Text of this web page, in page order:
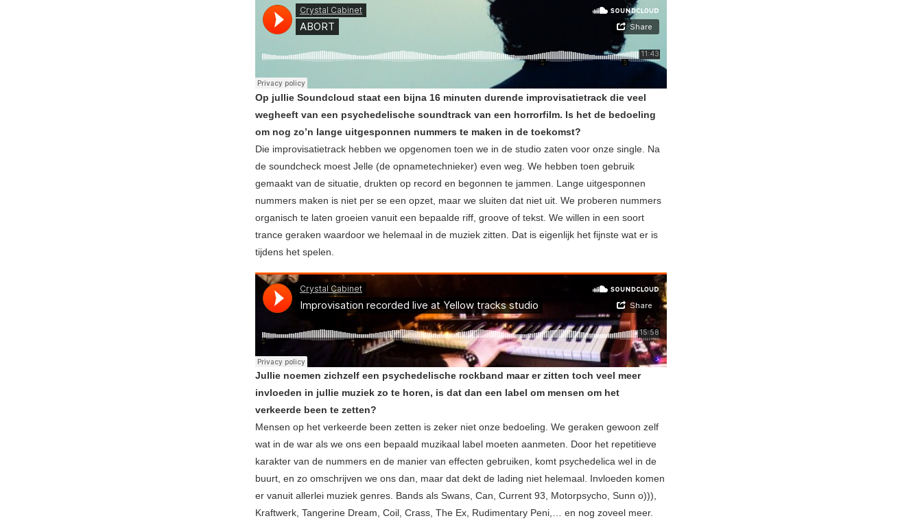
Op jullie Soundcloud staat een bijna 16 minuten durende improvisatietrack die veel
wegheeft van een psychedelische soundtrack van een horrorfilm. Is het de bedoeling
om nog zo’n lange uitgesponnen nummers te maken in de toekomst?
Die improvisatietrack hebben we opgenomen toen we in de studio zaten voor onze single. Na
de soundcheck moest Jelle (de opnametechnieker) even weg. We hebben toen gebruik
gemaakt van de situatie, drukten op record en begonnen te jammen. Lange uitgesponnen
nummers maken is niet per se een opzet, maar we sluiten dat niet uit. We proberen nummers
organisch te laten groeien vanuit een bepaalde riff, groove of tekst. We willen in een soort
trance geraken waardoor we helemaal in de muziek zitten. Dat is eigenlijk het fijnste wat er is
tijdens het spelen.
Jullie noemen zichzelf een psychedelische rockband maar er zitten toch veel meer
invloeden in jullie muziek zo te horen, is dat dan een label om mensen om het
verkeerde been te zetten?
Mensen op het verkeerde been zetten is zeker niet onze bedoeling. We geraken gewoon zelf
wat in de war als we ons een bepaald muzikaal label moeten aanmeten. Door het repetitieve
karakter van de nummers en de manier van effecten gebruiken, komt psychedelica wel in de
buurt, en zo omschrijven we ons dan, maar dat dekt de lading niet helemaal. Invloeden komen
er vanuit allerlei muziek genres. Bands als Swans, Can, Current 93, Motorpsycho, Sunn o))),
Kraftwerk, Tangerine Dream, Coil, Crass, The Ex, Rudimentary Peni,… en nog zoveel meer.